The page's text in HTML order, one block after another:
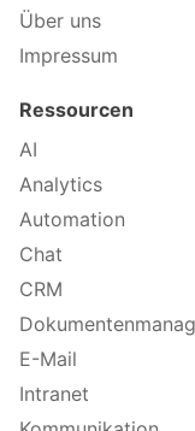
Über uns
Impressum
Ressourcen
AI
Analytics
Automation
Chat
CRM
E-Mail
Intranet